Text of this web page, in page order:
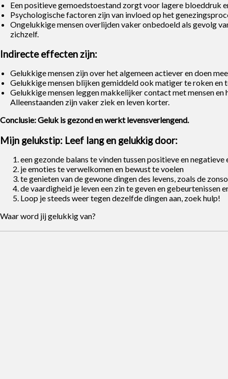
Een positieve gemoedstoestand zorgt voor lagere bloeddruk
Psychologische factoren zijn van invloed op het
Ongelukkige mensen overlijden vaker onbedoeld als gevolg
zichzelf.
Indirecte effecten zijn:
Gelukkige mensen zijn over het algemeen actiever en doen
Gelukkige mensen blijken gemiddeld ook matiger te roken en
Gelukkige mensen leggen makkelijker contact met mensen
Alleenstaanden zijn vaker ziek en leven korter.
Conclusie: Geluk is gezond en werkt levensverlengend.
Mijn gelukstip: Leef lang en gelukkig door:
een gezonde balans te vinden tussen positieve en negatieve
je emoties te verwelkomen en bewust te voelen
te genieten van de gewone dingen des levens, zoals de
de vaardigheid je leven een zin te geven en gebeurtenissen
Loop je steeds weer tegen dezelfde dingen aan, zoek hulp!
Waar word jij gelukkig van?